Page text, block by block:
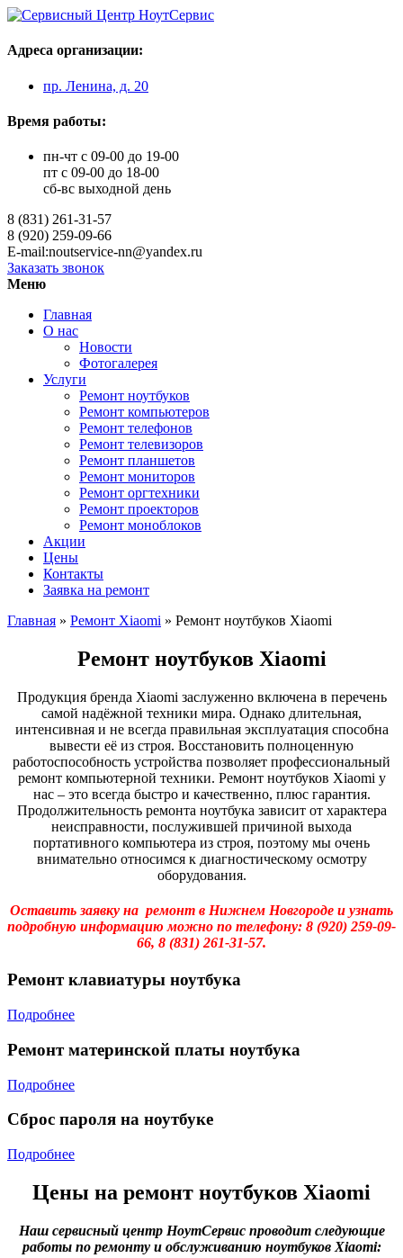
Адреса организации:
пр. Ленина, д. 20
Время работы:
пн-чт с 09-00 до 19-00
пт с 09-00 до 18-00
сб-вс выходной день
8 (831) 261-31-57
8 (920) 259-09-66
E-mail:noutservice-nn@yandex.ru
Заказать звонок
Меню
Главная
О нас
Новости
Фотогалерея
Услуги
Ремонт ноутбуков
Ремонт компьютеров
Ремонт телефонов
Ремонт телевизоров
Ремонт планшетов
Ремонт мониторов
Ремонт оргтехники
Ремонт проекторов
Ремонт моноблоков
Акции
Цены
Контакты
Заявка на ремонт
Главная » Ремонт Xiaomi » Ремонт ноутбуков Xiaomi
Ремонт ноутбуков Xiaomi
Продукция бренда Xiaomi заслуженно включена в перечень
самой надёжной техники мира. Однако длительная,
интенсивная и не всегда правильная эксплуатация способна
вывести её из строя. Восстановить полноценную
работоспособность устройства позволяет профессиональный
ремонт компьютерной техники. Ремонт ноутбуков Xiaomi у
нас – это всегда быстро и качественно, плюс гарантия.
Продолжительность ремонта ноутбука зависит от характера
неисправности, послужившей причиной выхода
портативного компьютера из строя, поэтому мы очень
внимательно относимся к диагностическому осмотру
оборудования.
Оставить заявку на ремонт в Нижнем Новгороде и узнать
подробную информацию можно по телефону: 8 (920) 259-09-
66, 8 (831) 261-31-57.
Ремонт клавиатуры ноутбука
Подробнее
Ремонт материнской платы ноутбука
Подробнее
Сброс пароля на ноутбуке
Подробнее
Цены на ремонт ноутбуков Xiaomi
Наш сервисный центр НоутСервис проводит следующие
работы по ремонту и обслуживанию ноутбуков Xiaomi: